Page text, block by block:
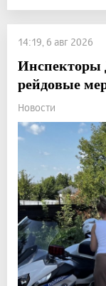
14:19, 6 авг 2026
Инспекторы
рейдовые
Новости